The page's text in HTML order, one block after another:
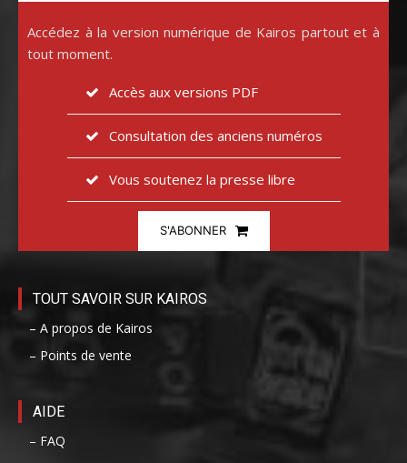
Accédez à la version numérique de Kairos partout et à
tout moment.
Accès aux versions PDF
Consultation des anciens numéros
Vous soutenez la presse libre
S'ABONNER
TOUT SAVOIR SUR KAIROS
– A propos de Kairos
– Points de vente
AIDE
– FAQ